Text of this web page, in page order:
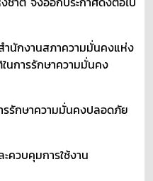
ำนักงานสภาความมั่นคงแห่ง
นการรักษาความมั่นคง
รรักษาความมั่นคงปลอดภัย
ควบคุมการใช้งาน